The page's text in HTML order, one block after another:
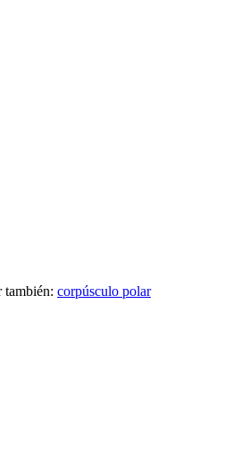
también: corpúsculo polar